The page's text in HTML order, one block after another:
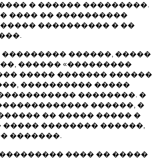
� ������ ���������.
���� �� ����������
���������� � ��
��������� ������, �����
������ «���������
����� ������� ������
���������� �����
��������. �
������, �
�� ����� ����� �
�������� ������,
�������.
���� �� �����